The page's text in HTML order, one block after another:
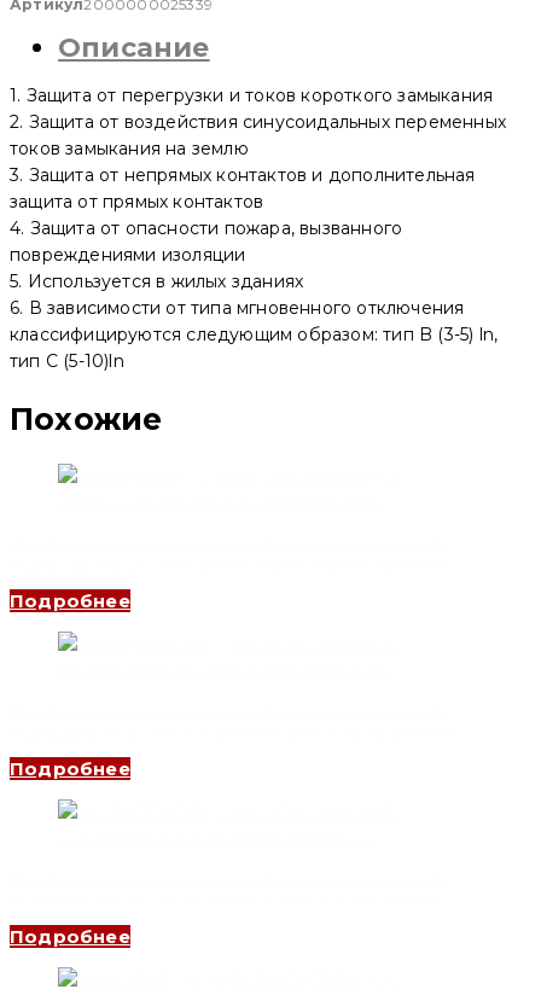
АВДТ
YCB9NL-
1P+N,
25
30mA,
6kA,
C
(CNC
Electric)
Артикул2000000025339
Описание
1. Защита от перегрузки и токов короткого замыкания
2. Защита от воздействия синусоидальных переменных
токов замыкания на землю
3. Защита от непрямых контактов и дополнительная
защита от прямых контактов
4. Защита от опасности пожара, вызванного
повреждениями изоляции
5. Используется в жилых зданиях
6. В зависимости от типа мгновенного отключения
классифицируются следующим образом: тип B (3-5) ln,
тип C (5-10)ln
Похожие
Подробнее
Подробнее
Подробнее